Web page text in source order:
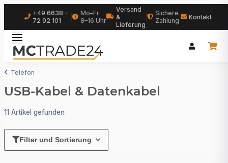
+49 6638 –
72 92 101
Mo–Fr
8–16 Uhr
Versand
&
Lieferung
Sichere
Zahlung
Kontakt
Telefon
USB-Kabel & Datenkabel
11 Artikel gefunden
Filter und Sortierung